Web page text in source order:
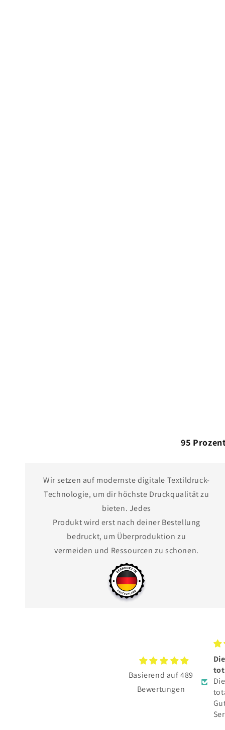
95
Wir setzen auf modernste digitale Textildruck-
Technologie, um dir höchste Druckqualität zu
bieten. Jedes
Produkt wird erst nach deiner Bestellung
bedruckt, um Überproduktion zu
vermeiden und Ressourcen zu schonen.
Basierend auf 489
Bewertungen
Die BESCHENKTE hat sich
total gefreut.
Die BESCHENKTE hat sich
total gefreut.